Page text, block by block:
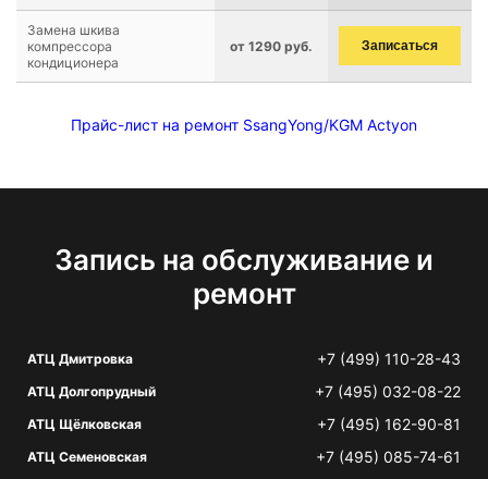
Замена шкива
компрессора
кондиционера
от 1290 руб. Записаться
Прайс-лист на ремонт SsangYong/KGM Actyon
Запись на обслуживание и
ремонт
АТЦ Дмитровка +7 (499) 110-28-43
АТЦ Долгопрудный +7 (495) 032-08-22
АТЦ Щёлковская +7 (495) 162-90-81
АТЦ Семеновская +7 (495) 085-74-61